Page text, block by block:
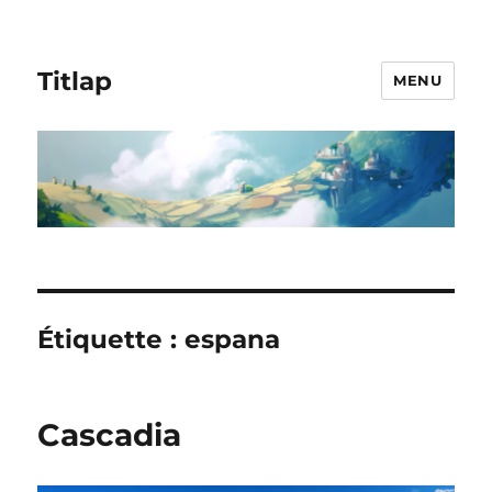
Titlap MENU
Étiquette :espana
Cascadia